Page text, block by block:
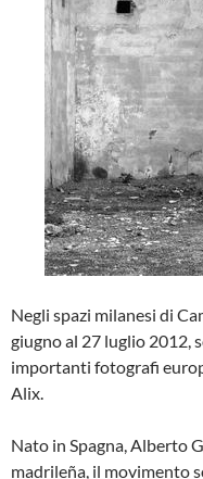
Negli spazi milanesi di
giugno al 27 luglio 2012,
importanti fotografi
Alix.
Nato in Spagna, Alberto
madrileña, il movimento